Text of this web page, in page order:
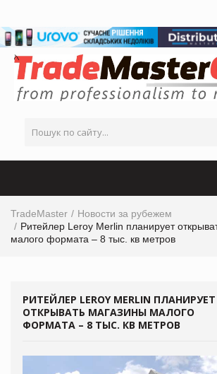
TradeMaster
Новости за рубежем
Ритейлер Leroy Merlin планирует
малого формата – 8 тыс. кв метров
РИТЕЙЛЕР LEROY MERLIN ПЛАНИРУЕТ
ОТКРЫВАТЬ МАГАЗИНЫ МАЛОГО
ФОРМАТА – 8 ТЫС. КВ МЕТРОВ